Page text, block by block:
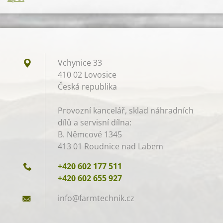
Vchynice 33
410 02 Lovosice
Česká republika
Provozní kancelář, sklad náhradních
dílů a servisní dílna:
B. Němcové 1345
413 01 Roudnice nad Labem
+420 602 177 511
+420 602 655 927
info@farmtechnik.cz